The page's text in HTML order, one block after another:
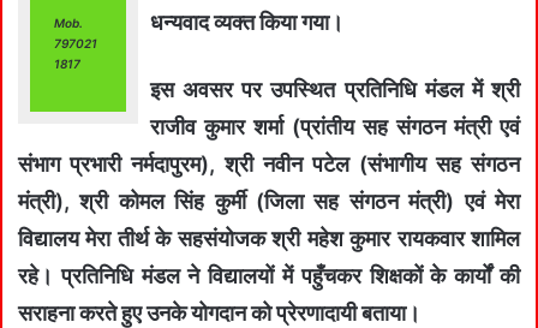
Mob.
797021
1817
धन्यवाद व्यक्त किया गया।
इस अवसर पर उपस्थित प्रतिनिधि मंडल में श्री
राजीव कुमार शर्मा (प्रांतीय सह संगठन मंत्री एवं
संभाग प्रभारी नर्मदापुरम), श्री नवीन पटेल (संभागीय सह संगठन
मंत्री), श्री कोमल सिंह कुर्मी (जिला सह संगठन मंत्री) एवं मेरा
विद्यालय मेरा तीर्थ के सहसंयोजक श्री महेश कुमार रायकवार शामिल
रहे। प्रतिनिधि मंडल ने विद्यालयों में पहुँचकर शिक्षकों के कार्यों की
सराहना करते हुए उनके योगदान को प्रेरणादायी बताया।